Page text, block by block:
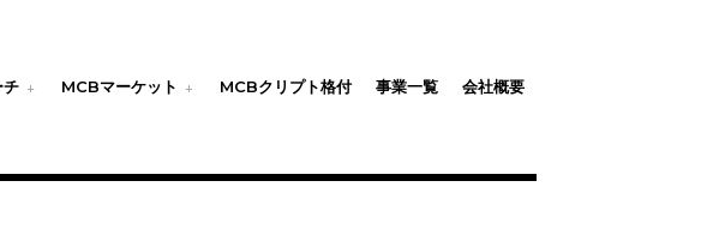
チ MCBマーケット MCBクリプト格付 事業一覧 会社概要